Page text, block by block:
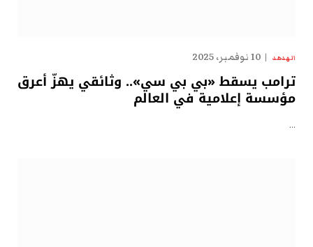
الهدهد 10 نوفمبر، 2025
ترامب يسقط «بي بي سي».. وثائقي يهزّ أعرق
مؤسسة إعلامية في العالم
…